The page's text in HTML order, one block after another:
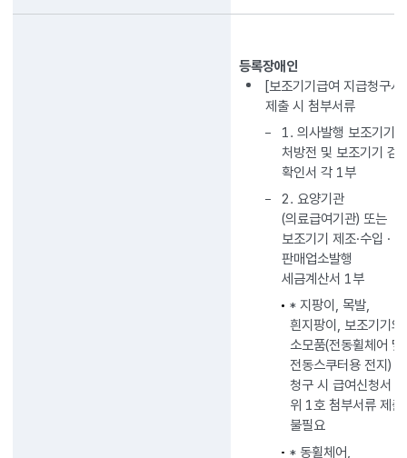
등록장애인
[보조기기급여 지급청구서]
제출 시 첨부서류
1. 의사발행 보조기기
처방전 및 보조기기 검
확인서 각 1부
2. 요양기관
(의료급여기관) 또는
보조기기 제조·수입 ·
판매업소발행
세금계산서 1부
* 지팡이, 목발,
흰지팡이, 보조기기의
소모품(전동휠체어 및
전동스쿠터용 전지)
청구 시 급여신청서 및
위 1호 첨부서류 제출
불필요
* 동휠체어,